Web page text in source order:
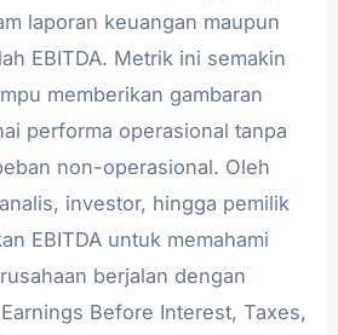
laporan keuangan maupun
EBITDA. Metrik ini semakin
memberikan gambaran
performa operasional tanpa
non-operasional. Oleh
investor, hingga pemilik
EBITDA untuk memahami
berjalan dengan
Before Interest, Taxes,